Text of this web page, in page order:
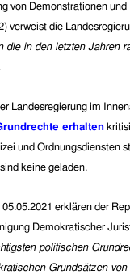
von Demonstrationen
verweist die
die in den letzten Jahren
Landesregierung im
erhalten
und Ordnungsdiensten
keine geladen.
05.05.2021 erklären der
Demokratischer
politischen
Grundsätzen